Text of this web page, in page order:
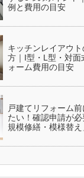
例と費用の目安
キッチンレイアウ
方｜I型・L型・対面
ォーム費用の目安
戸建てリフォーム
たい！確認申請が
規模修繕・模様替え